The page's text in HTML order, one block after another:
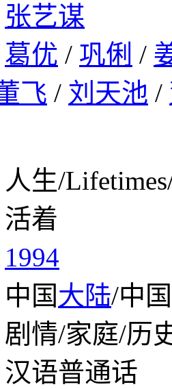
张艺谋
葛优 / 巩俐 /
飞 / 刘天池 /
/Lifetimes/
着
1994
国大陆/中
/家庭/历
普通话